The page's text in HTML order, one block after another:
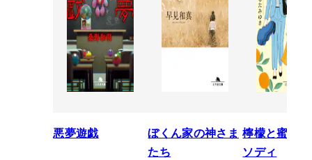
悪夢遊戯
ぼくん家の神さま
たち
檸檬と蜜柑
ソディ